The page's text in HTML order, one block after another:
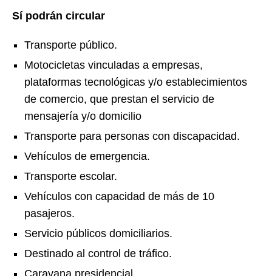
Sí podrán circular
Transporte público.
Motocicletas vinculadas a empresas,
plataformas tecnológicas y/o establecimientos
de comercio, que prestan el servicio de
mensajería y/o domicilio
Transporte para personas con discapacidad.
Vehículos de emergencia.
Transporte escolar.
Vehículos con capacidad de más de 10
pasajeros.
Servicio públicos domiciliarios.
Destinado al control de tráfico.
Caravana presidencial.